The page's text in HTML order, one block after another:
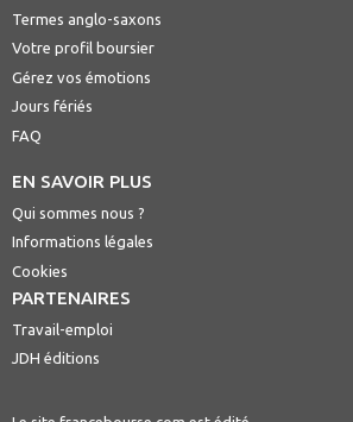
Termes anglo-saxons
Votre profil boursier
Gérez vos émotions
Jours fériés
FAQ
EN SAVOIR PLUS
Qui sommes nous ?
Informations légales
Cookies
PARTENAIRES
Travail-emploi
JDH éditions